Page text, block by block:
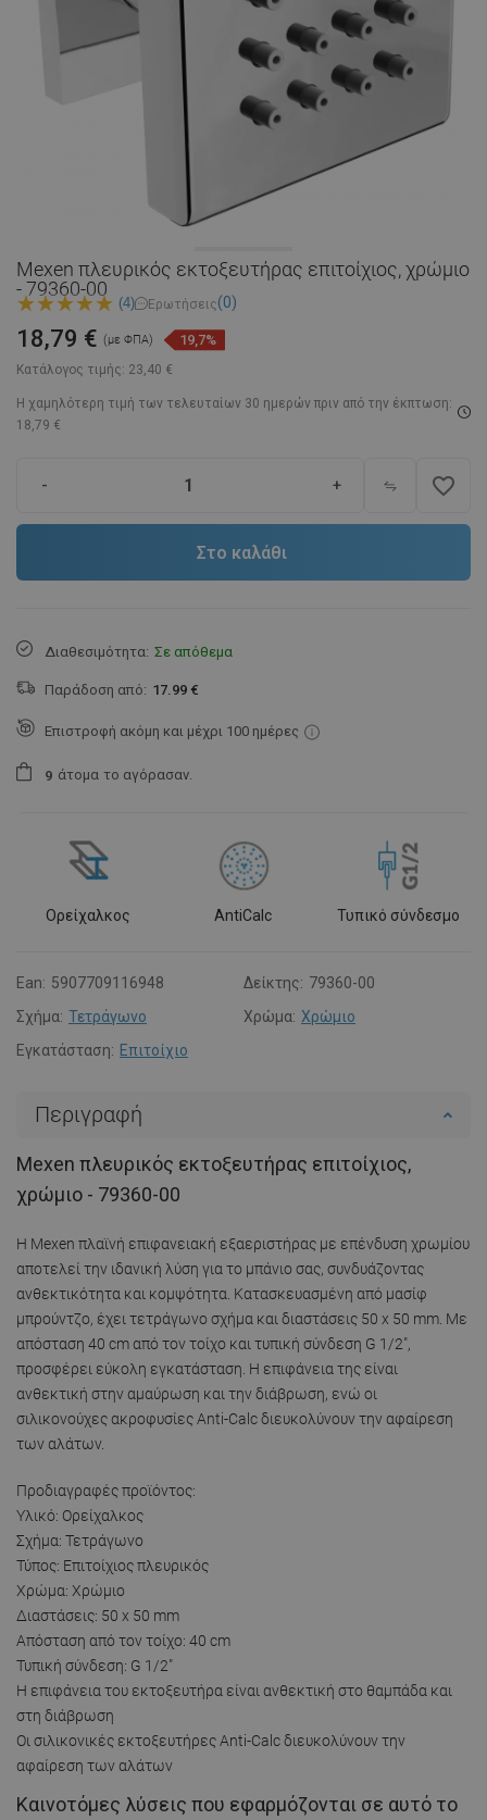
Mexen πλευρικός εκτοξευτήρας επιτοίχιος, χρώμιο
- 79360-00
(4) Ερωτήσεις(0)
Κατάλογος τιμής: 23,40 €
18,79 € (με ΦΠΑ) 19,7%
Η χαμηλότερη τιμή των τελευταίων 30 ημερών πριν από την έκπτωση:
18,79 €
- + favorite_border
Στο καλάθι
Διαθεσιμότητα: Σε απόθεμα
Παράδοση από: 17.99 €
Επιστροφή ακόμη και μέχρι 100 ημέρες
9 άτομα το αγόρασαν.
Ορείχαλκος AntiCalc Τυπικό σύνδεσμο
Ean: 5907709116948 Δείκτης: 79360-00
Σχήμα: Τετράγωνο Χρώμα: Χρώμιο
Εγκατάσταση: Επιτοίχιο
Περιγραφή
Mexen πλευρικός εκτοξευτήρας επιτοίχιος,
χρώμιο - 79360-00
Η Mexen πλαϊνή επιφανειακή εξαεριστήρας με επένδυση χρωμίου
αποτελεί την ιδανική λύση για το μπάνιο σας, συνδυάζοντας
ανθεκτικότητα και κομψότητα. Κατασκευασμένη από μασίφ
μπρούντζο, έχει τετράγωνο σχήμα και διαστάσεις 50 x 50 mm. Με
απόσταση 40 cm από τον τοίχο και τυπική σύνδεση G 1/2",
προσφέρει εύκολη εγκατάσταση. Η επιφάνεια της είναι
ανθεκτική στην αμαύρωση και την διάβρωση, ενώ οι
σιλικονούχες ακροφυσίες Anti-Calc διευκολύνουν την αφαίρεση
των αλάτων.
Προδιαγραφές προϊόντος:
Υλικό: Ορείχαλκος
Σχήμα: Τετράγωνο
Τύπος: Επιτοίχιος πλευρικός
Χρώμα: Χρώμιο
Διαστάσεις: 50 x 50 mm
Απόσταση από τον τοίχο: 40 cm
Τυπική σύνδεση: G 1/2"
Η επιφάνεια του εκτοξευτήρα είναι ανθεκτική στο θαμπάδα και
στη διάβρωση
Οι σιλικονικές εκτοξευτήρες Anti-Calc διευκολύνουν την
αφαίρεση των αλάτων
Καινοτόμες λύσεις που εφαρμόζονται σε αυτό το